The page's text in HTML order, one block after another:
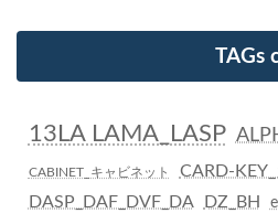
TAGs
13LA LAMA_LASP
CABINET_キャビネット
CARD-
DASP_DAF_DVF_DA
DZ_BH